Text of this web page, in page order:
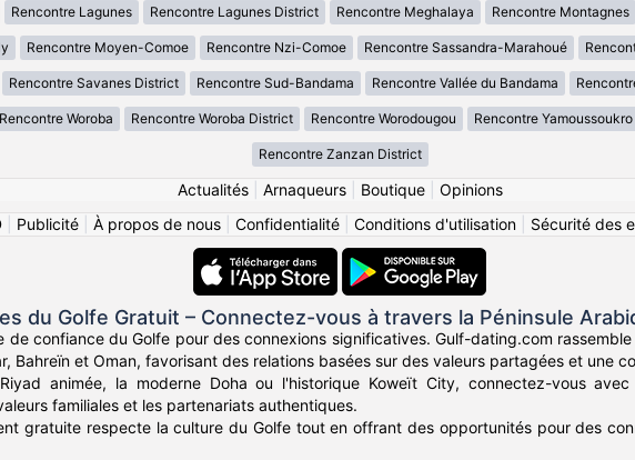
Rencontre Lagunes Rencontre Lagunes District Rencontre Meghalaya Rencontre Montagnes
Rencontre Moyen-Comoe Rencontre Nzi-Comoe Rencontre Sassandra-Marahoué
Rencontre Savanes District Rencontre Sud-Bandama Rencontre Vallée du Bandama
Rencontre Woroba Rencontre Woroba District Rencontre Worodougou Rencontre
Rencontre Zanzan District
Actualités| Arnaqueurs| Boutique| Opinions
| Publicité| À propos de nous| Confidentialité| Conditions d'utilisation| Sécurité des
du Golfe Gratuit – Connectez-vous à travers la Péninsule
de confiance du Golfe pour des connexions significatives. Gulf-dating.com
Bahreïn et Oman, favorisant des relations basées sur des valeurs partagées et une
animée, la moderne Doha ou l'historique Koweït City, connectez-vous
familiales et les partenariats authentiques.
gratuite respecte la culture du Golfe tout en offrant des opportunités pour des